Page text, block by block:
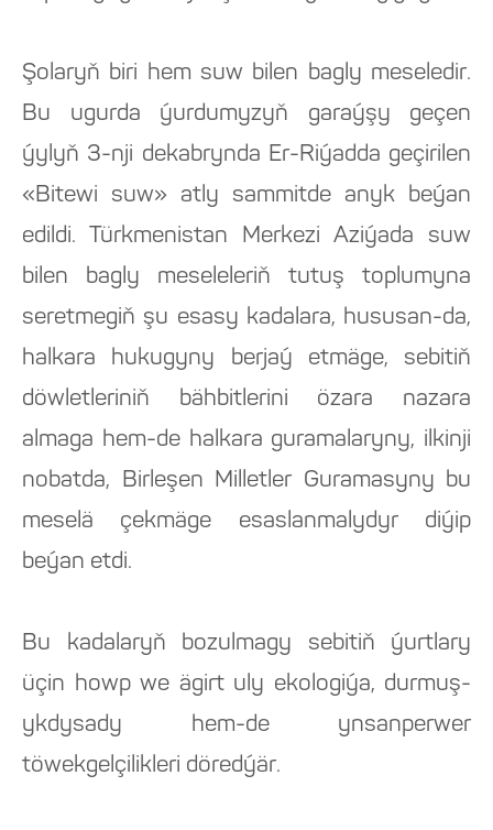
Şolaryň biri hem suw bilen bagly meseledir.
Bu ugurda ýurdumyzyň garaýşy geçen
ýylyň 3-nji dekabrynda Er-Riýadda geçirilen
«Bitewi suw» atly sammitde anyk beýan
edildi. Türkmenistan Merkezi Aziýada suw
bilen bagly meseleleriň tutuş toplumyna
seretmegiň şu esasy kadalara, hususan-da,
halkara hukugyny berjaý etmäge, sebitiň
döwletleriniň bähbitlerini özara nazara
almaga hem-de halkara guramalaryny, ilkinji
nobatda, Birleşen Milletler Guramasyny bu
meselä çekmäge esaslanmalydyr diýip
beýan etdi.
Bu kadalaryň bozulmagy sebitiň ýurtlary
üçin howp we ägirt uly ekologiýa, durmuş-
ykdysady hem-de ynsanperwer
töwekgelçilikleri döredýär.